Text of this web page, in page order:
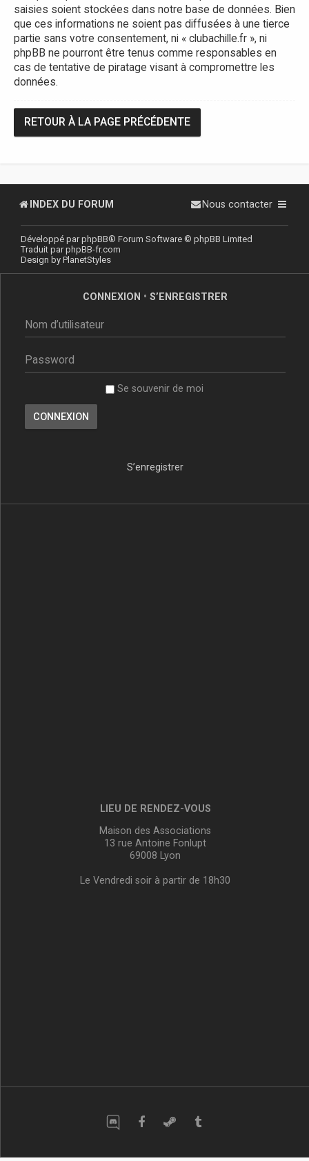
saisies soient stockées dans notre base de données. Bien
que ces informations ne soient pas diffusées à une tierce
partie sans votre consentement, ni « clubachille.fr », ni
phpBB ne pourront être tenus comme responsables en
cas de tentative de piratage visant à compromettre les
données.
RETOUR À LA PAGE PRÉCÉDENTE
INDEX DU FORUM Nous contacter
Développé parphpBB® Forum Software © phpBB Limited
Traduit parphpBB-fr.com
Design by PlanetStyles
CONNEXION • S’ENREGISTRER
Se souvenir de moi
S’enregistrer
LIEU DE RENDEZ-VOUS
Maison des Associations
13 rue Antoine Fonlupt
69008 Lyon
Le Vendredi soir à partir de 18h30